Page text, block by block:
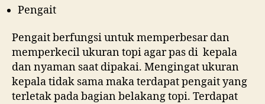
Pengait
Pengait berfungsi untuk memperbesar dan
memperkecil ukuran topi agar pas di kepala
dan nyaman saat dipakai. Mengingat ukuran
kepala tidak sama maka terdapat pengait yang
terletak pada bagian belakang topi. Terdapat